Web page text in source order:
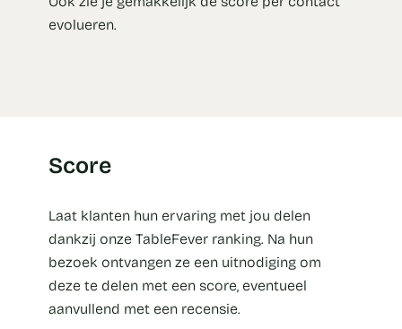
evolueren.
Score
Laat klanten hun ervaring met jou delen
dankzij onze TableFever ranking. Na hun
bezoek ontvangen ze een uitnodiging om
deze te delen met een score, eventueel
aanvullend met een recensie.